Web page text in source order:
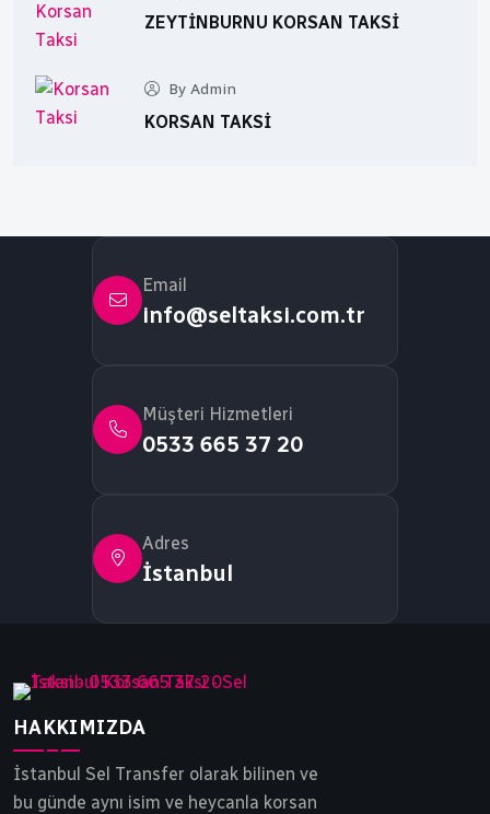
ZEYTINBURNU KORSAN TAKSI
By Admin
KORSAN TAKSI
Email
info@seltaksi.com.tr
Müşteri Hizmetleri
0533 665 37 20
Adres
İstanbul
HAKKIMIZDA
İstanbul Sel Transfer olarak bilinen ve
bu günde aynı isim ve heycanla korsan